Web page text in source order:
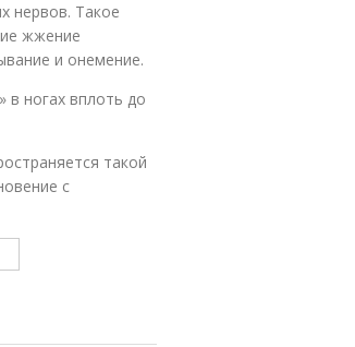
нервов. Такое
жжение
и онемение.
в ногах вплоть до
такой
с